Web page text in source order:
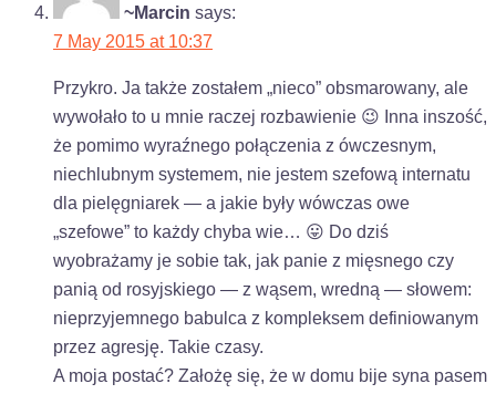
~Marcin says:
7 May 2015 at 10:37
Przykro. Ja także zostałem „nieco” obsmarowany, ale
wywołało to u mnie raczej rozbawienie 😉 Inna inszość,
że pomimo wyraźnego połączenia z ówczesnym,
niechlubnym systemem, nie jestem szefową internatu
dla pielęgniarek — a jakie były wówczas owe
„szefowe” to każdy chyba wie… 😛 Do dziś
wyobrażamy je sobie tak, jak panie z mięsnego czy
panią od rosyjskiego — z wąsem, wredną — słowem:
nieprzyjemnego babulca z kompleksem definiowanym
przez agresję. Takie czasy.
A moja postać? Założę się, że w domu bije syna pasem